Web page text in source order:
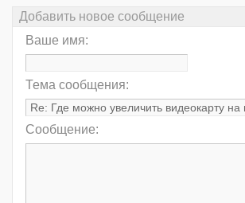
Добавить новое сообщение
Ваше имя:
Тема сообщения:
Сообщение: